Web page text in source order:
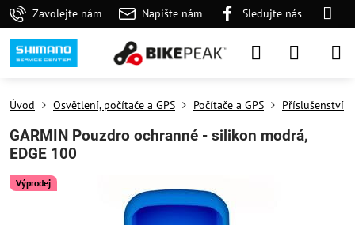
Zavolejte nám Napište nám Sledujte nás
Výprodej
Úvod Osvětlení, počítače a GPS Počítače a GPS Příslušenství
GARMIN Pouzdro ochranné - silikon modrá,
EDGE 100